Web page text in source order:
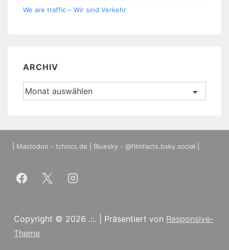
We are traffic – Wir sind Verkehr
ARCHIV
Archiv
Mastodon - tchncs.de Bluesky - @filmfacts.bsky.social
Copyright © 2026 .::. | Präsentiert von Responsive-
Theme